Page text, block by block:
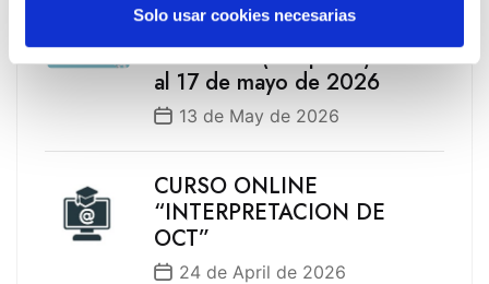
Solo usar cookies necesarias
EVENTO EXPOFAMILY 2026
– Baluarte (Pamplona) del 15
al 17 de mayo de 2026
13 de May de 2026
CURSO ONLINE
“INTERPRETACION DE
OCT”
24 de April de 2026